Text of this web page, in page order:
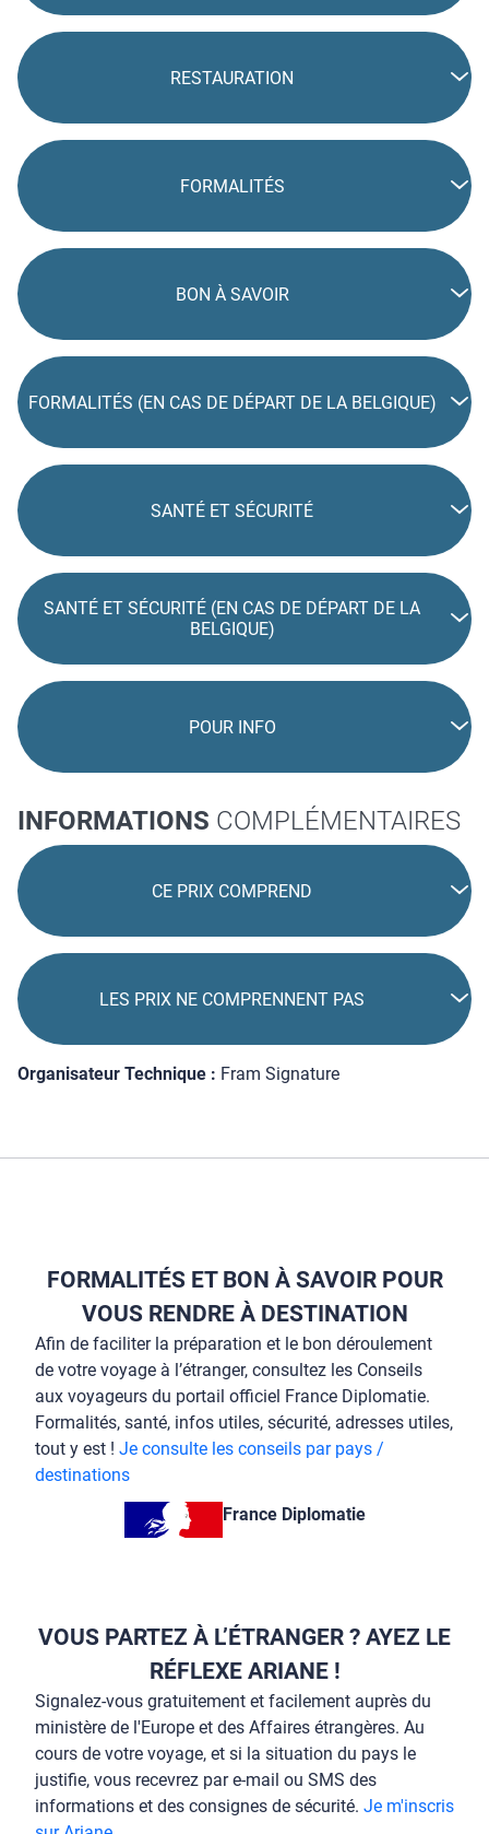
RESTAURATION
FORMALITÉS
BON À SAVOIR
FORMALITÉS (EN CAS DE DÉPART DE LA BELGIQUE)
SANTÉ ET SÉCURITÉ
SANTÉ ET SÉCURITÉ (EN CAS DE DÉPART DE LA
BELGIQUE)
POUR INFO
INFORMATIONS COMPLÉMENTAIRES
CE PRIX COMPREND
LES PRIX NE COMPRENNENT PAS
Organisateur Technique : Fram Signature
FORMALITÉS ET BON À SAVOIR POUR
VOUS RENDRE À DESTINATION
Afin de faciliter la préparation et le bon déroulement
de votre voyage à l’étranger, consultez les Conseils
aux voyageurs du portail officiel France Diplomatie.
Formalités, santé, infos utiles, sécurité, adresses utiles,
tout y est ! Je consulte les conseils par pays /
destinations
France Diplomatie
VOUS PARTEZ À L’ÉTRANGER ? AYEZ LE
RÉFLEXE ARIANE !
Signalez-vous gratuitement et facilement auprès du
ministère de l'Europe et des Affaires étrangères. Au
cours de votre voyage, et si la situation du pays le
justifie, vous recevrez par e-mail ou SMS des
informations et des consignes de sécurité. Je m'inscris